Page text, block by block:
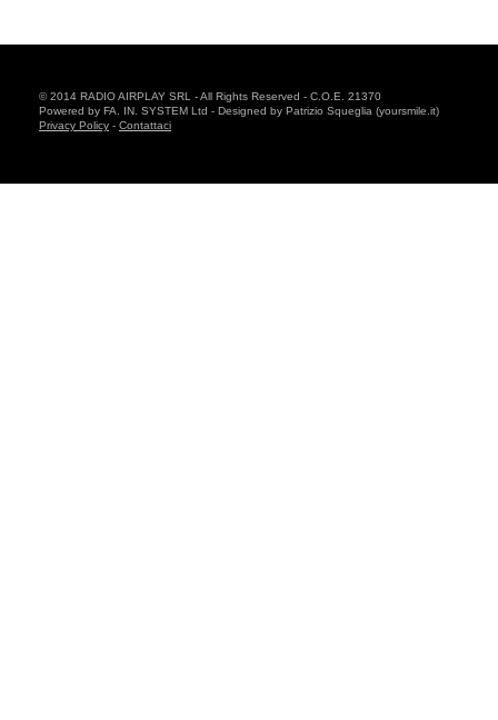
© 2014 RADIO AIRPLAY SRL - All Rights Reserved - C.O.E. 21370
Powered by FA. IN. SYSTEM Ltd - Designed by Patrizio Squeglia (yoursmile.it)
Privacy Policy - Contattaci